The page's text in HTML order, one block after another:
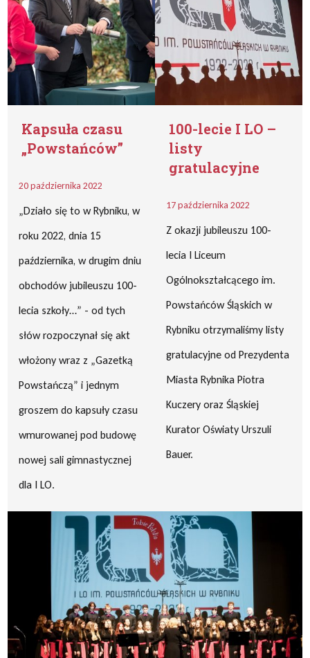
Kapsuła czasu
„Powstańców”
20 października 2022
„Działo się to w Rybniku, w
roku 2022, dnia 15
października, w drugim dniu
obchodów jubileuszu 100-
lecia szkoły…” - od tych
słów rozpoczynał się akt
włożony wraz z „Gazetką
Powstańczą” i jednym
groszem do kapsuły czasu
wmurowanej pod budowę
nowej sali gimnastycznej
dla I LO.
100-lecie I LO –
listy
gratulacyjne
17 października 2022
Z okazji jubileuszu 100-
lecia I Liceum
Ogólnokształcącego im.
Powstańców Śląskich w
Rybniku otrzymaliśmy listy
gratulacyjne od Prezydenta
Miasta Rybnika Piotra
Kuczery oraz Śląskiej
Kurator Oświaty Urszuli
Bauer.